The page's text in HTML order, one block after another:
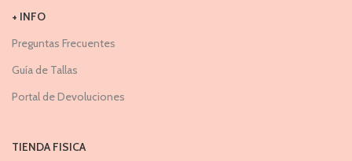
+ INFO
Preguntas Frecuentes
Guía de Tallas
Portal de Devoluciones
TIENDA FISICA